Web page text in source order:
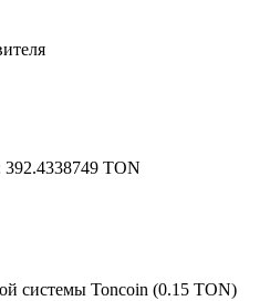
392.4338749 TON
системы Toncoin (0.15 TON)